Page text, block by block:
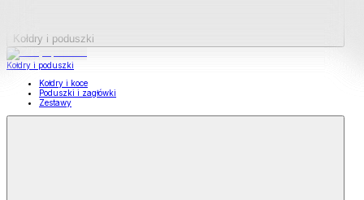
Kołdry i poduszki
Kołdry i poduszki
Kołdry i koce
Poduszki i zagłówki
Zestawy